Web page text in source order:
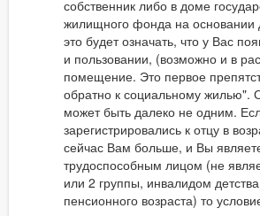
собственник либо в доме
жилищного фонда на основании
это будет означать, что у Вас
и пользовании, (возможно и в
помещение. Это первое
обратно к социальному жилью".
может быть далеко не одним.
зарегистрировались к отцу в
сейчас Вам больше, и Вы
трудоспособным лицом (не
или 2 группы, инвалидом
пенсионного возраста) то